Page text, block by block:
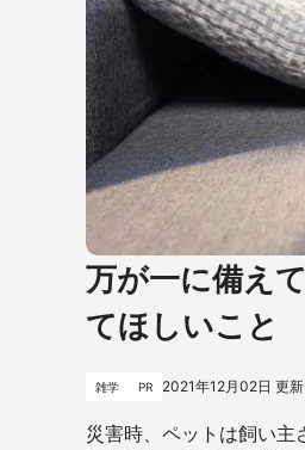
万が一に備え
てほしいこと
雑学 PR 2021年12月02日 更
災害時、ペットは飼い主